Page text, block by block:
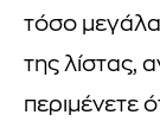
τόσο
της λίστας,
περιμένετε